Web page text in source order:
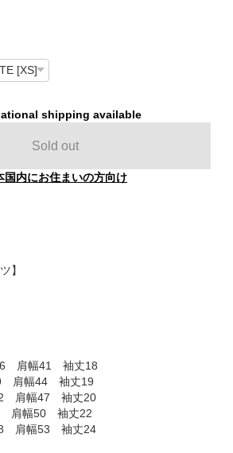
shipping available
Sold out
国内にお住まいの方向け
】
肩幅41 袖丈18
肩幅44 袖丈19
肩幅47 袖丈20
幅50 袖丈22
肩幅53 袖丈24